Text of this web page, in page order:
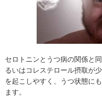
セロトニンとうつ病の関係と
るいはコレステロール摂取が
を起こしやすく、うつ状態に
ます。